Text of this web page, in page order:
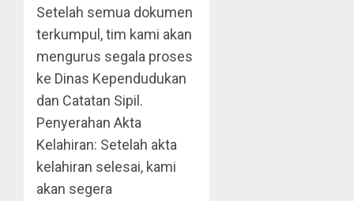
Setelah semua dokumen
terkumpul, tim kami akan
mengurus segala proses
ke Dinas Kependudukan
dan Catatan Sipil.
Penyerahan Akta
Kelahiran: Setelah akta
kelahiran selesai, kami
akan segera